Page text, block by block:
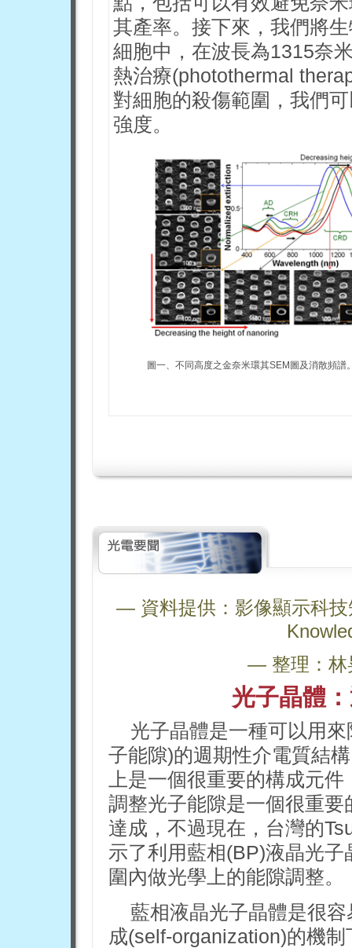
其產率。接下來，我們將
細胞中，在波長為1315奈
熱治療(photothermal
對細胞的殺傷範圍，我們
強度。
圖一、不同高度之金奈米環其SEM圖及消散頻譜
— 資料提供：影像顯示科技
— 整理：林
光子晶體
光子晶體是一種可以用
子能隙)的週期性介電質結
上是一個很重要的構成元
調整光子能隙是一個很重
達成，不過現在，台灣的
示了利用藍相(BP)液晶光
圍內做光學上的能隙調整。
藍相液晶光子晶體是很
成(self-organization)的機